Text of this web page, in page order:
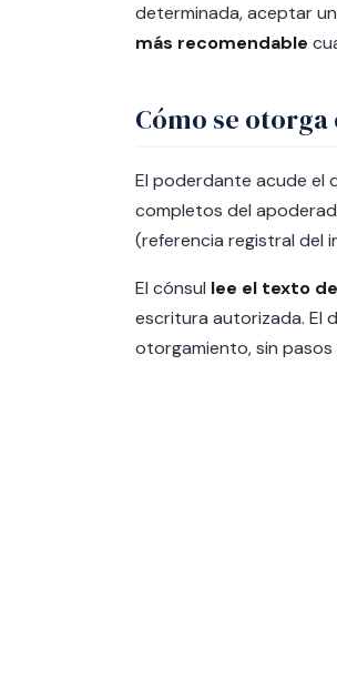
determinada, aceptar
más recomendable
Cómo se
El poderdante acude el
completos del
(referencia registral del
El cónsul lee el texto
escritura autorizada. El
otorgamiento, sin